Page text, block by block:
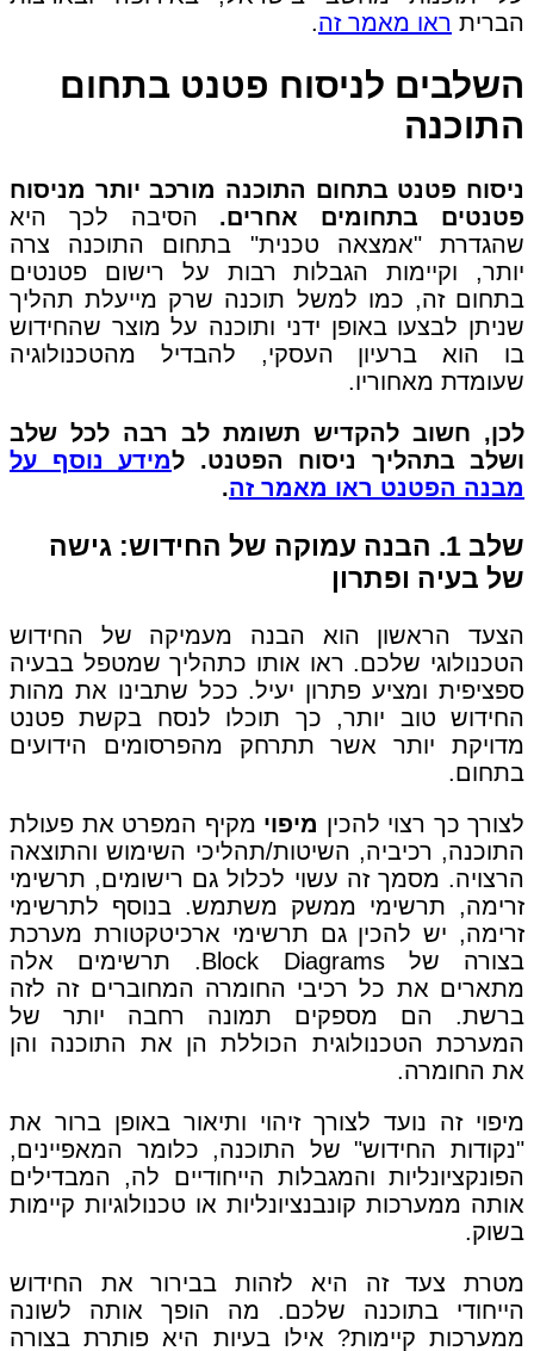
הברית ראו מאמר זה.
השלבים לניסוח פטנט בתחום
התוכנה
ניסוח פטנט בתחום התוכנה מורכב יותר מניסוח
פטנטים בתחומים אחרים. הסיבה לכך היא
שהגדרת "אמצאה טכנית" בתחום התוכנה צרה
יותר, וקיימות הגבלות רבות על רישום פטנטים
בתחום זה, כמו למשל תוכנה שרק מייעלת תהליך
שניתן לבצעו באופן ידני ותוכנה על מוצר שהחידוש
בו הוא ברעיון העסקי, להבדיל מהטכנולוגיה
שעומדת מאחוריו.
לכן, חשוב להקדיש תשומת לב רבה לכל שלב
ושלב בתהליך ניסוח הפטנט. למידע נוסף על
מבנה הפטנט ראו מאמר זה.
שלב 1. הבנה עמוקה של החידוש: גישה
של בעיה ופתרון
הצעד הראשון הוא הבנה מעמיקה של החידוש
הטכנולוגי שלכם. ראו אותו כתהליך שמטפל בבעיה
ספציפית ומציע פתרון יעיל. ככל שתבינו את מהות
החידוש טוב יותר, כך תוכלו לנסח בקשת פטנט
מדויקת יותר אשר תתרחק מהפרסומים הידועים
בתחום.
לצורך כך רצוי להכין מיפוי מקיף המפרט את פעולת
התוכנה, רכיביה, השיטות/תהליכי השימוש והתוצאה
הרצויה. מסמך זה עשוי לכלול גם רישומים, תרשימי
זרימה, תרשימי ממשק משתמש. בנוסף לתרשימי
זרימה, יש להכין גם תרשימי ארכיטקטורת מערכת
בצורה של Block Diagrams. תרשימים אלה
מתארים את כל רכיבי החומרה המחוברים זה לזה
ברשת. הם מספקים תמונה רחבה יותר של
המערכת הטכנולוגית הכוללת הן את התוכנה והן
את החומרה.
מיפוי זה נועד לצורך זיהוי ותיאור באופן ברור את
"נקודות החידוש" של התוכנה, כלומר המאפיינים,
הפונקציונליות והמגבלות הייחודיים לה, המבדילים
אותה ממערכות קונבנציונליות או טכנולוגיות קיימות
בשוק.
מטרת צעד זה היא לזהות בבירור את החידוש
הייחודי בתוכנה שלכם. מה הופך אותה לשונה
ממערכות קיימות? אילו בעיות היא פותרת בצורה